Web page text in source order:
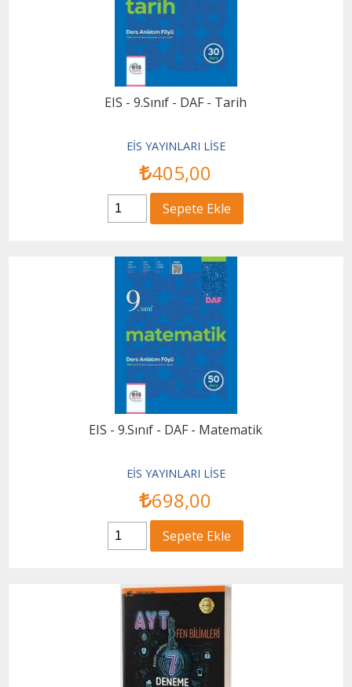
EIS - 9.Sınıf - DAF - Tarih
EİS YAYINLARI LİSE
405,00
Sepete Ekle
EIS - 9.Sınıf - DAF - Matematik
EİS YAYINLARI LİSE
698,00
Sepete Ekle